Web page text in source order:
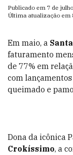
Publicado em 7 de
Última atualização em
Em maio, a
faturamento
de 77% em
com
queimado e
Dona da icônica
Crokíssimo, a